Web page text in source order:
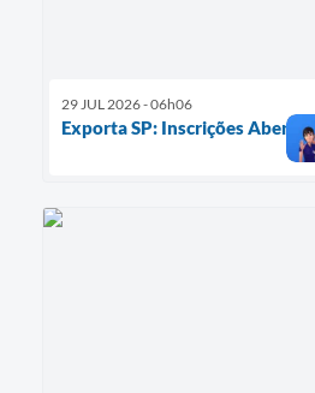
29 JUL 2026 - 06h06
Exporta SP: Inscrições Abertas